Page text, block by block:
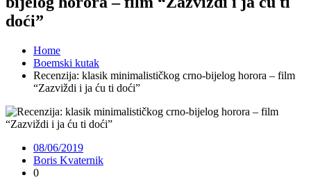
doći”
Home
Boemski kutak
Recenzija: klasik minimalističkog crno-bijelog horora – film
“Zazviždi i ja ću ti doći”
08/06/2019
Boris Kvaternik
0